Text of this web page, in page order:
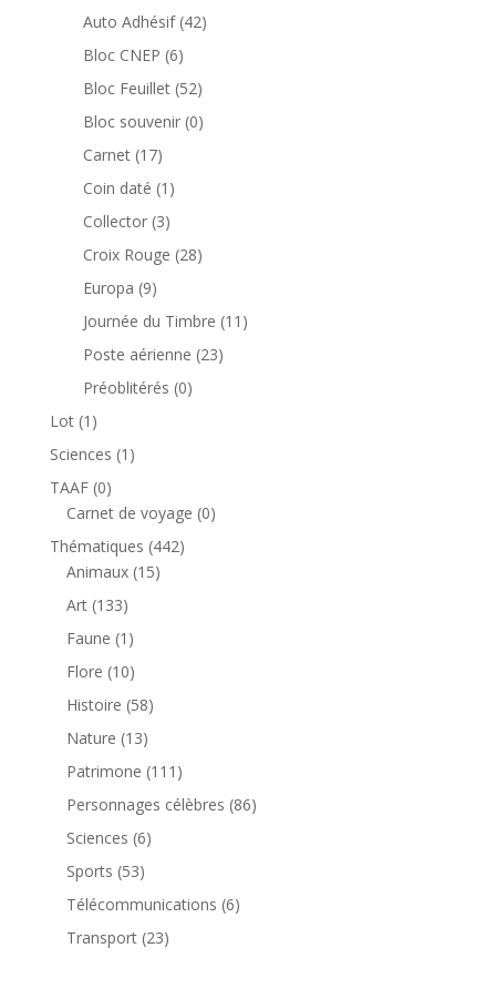
produits
Auto Adhésif 4242
Bloc CNEP 66
produits
Bloc Feuillet 5252
produits
Bloc souvenir 00
Carnet 1717
produits
Coin daté 1 1
produit
Collector 33
produits
Croix Rouge 2828
Europa 99
produits
Journée du Timbre 11 11
Poste aérienne 2323
Préoblitérés 00
Lot 1 1
produit
Sciences 1 1
TAAF 00
produit
Carnet de voyage 00
Thématiques 442442
Animaux 1515
Art 133133
produits
Faune 1 1
produit
Flore 1010
produits
Histoire 5858
Nature 1313
produits
Patrimone 111 111
produits
Personnages célèbres 8686
Sciences 66
Sports 5353
produits
Télécommunications 66
Transport 2323